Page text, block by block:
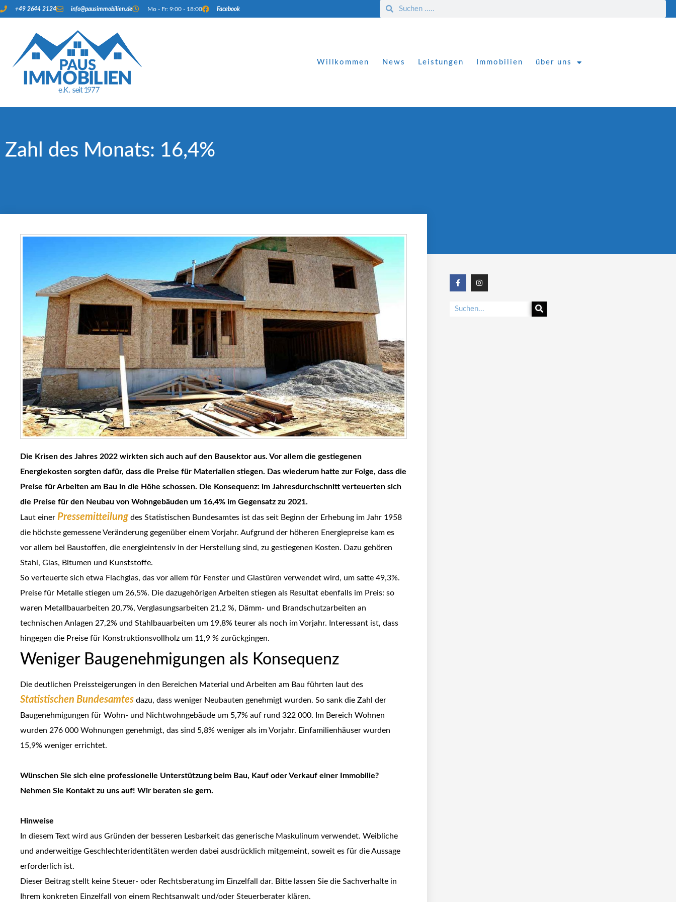
+49 2644 2124 info@pausimmobilien.de Mo - Fr: 9:00 - 18:00 Facebook
Willkommen News Leistungen Immobilien über uns
Zahl des Monats: 16,4%
Die Krisen des Jahres 2022 wirkten sich auch auf den Bausektor aus. Vor allem die gestiegenen
Energiekosten sorgten dafür, dass die Preise für Materialien stiegen. Das wiederum hatte zur Folge, dass die
Preise für Arbeiten am Bau in die Höhe schossen. Die Konsequenz: im Jahresdurchschnitt verteuerten sich
die Preise für den Neubau von Wohngebäuden um 16,4% im Gegensatz zu 2021.
Laut einer Pressemitteilungdes Statistischen Bundesamtes ist das seit Beginn der Erhebung im Jahr 1958
die höchste gemessene Veränderung gegenüber einem Vorjahr. Aufgrund der höheren Energiepreise kam es
vor allem bei Baustoffen, die energieintensiv in der Herstellung sind, zu gestiegenen Kosten. Dazu gehören
Stahl, Glas, Bitumen und Kunststoffe.
So verteuerte sich etwa Flachglas, das vor allem für Fenster und Glastüren verwendet wird, um satte 49,3%.
Preise für Metalle stiegen um 26,5%. Die dazugehörigen Arbeiten stiegen als Resultat ebenfalls im Preis: so
waren Metallbauarbeiten 20,7%, Verglasungsarbeiten 21,2 %, Dämm- und Brandschutzarbeiten an
technischen Anlagen 27,2% und Stahlbauarbeiten um 19,8% teurer als noch im Vorjahr. Interessant ist, dass
hingegen die Preise für Konstruktionsvollholz um 11,9 % zurückgingen.
Weniger Baugenehmigungen als Konsequenz
Die deutlichen Preissteigerungen in den Bereichen Material und Arbeiten am Bau führten laut des
Statistischen Bundesamtes dazu, dass weniger Neubauten genehmigt wurden. So sank die Zahl der
Baugenehmigungen für Wohn- und Nichtwohngebäude um 5,7% auf rund 322 000. Im Bereich Wohnen
wurden 276 000 Wohnungen genehmigt, das sind 5,8% weniger als im Vorjahr. Einfamilienhäuser wurden
15,9% weniger errichtet.
Wünschen Sie sich eine professionelle Unterstützung beim Bau, Kauf oder Verkauf einer Immobilie?
Nehmen Sie Kontakt zu uns auf! Wir beraten sie gern.
Hinweise
In diesem Text wird aus Gründen der besseren Lesbarkeit das generische Maskulinum verwendet. Weibliche
und anderweitige Geschlechteridentitäten werden dabei ausdrücklich mitgemeint, soweit es für die Aussage
erforderlich ist.
Dieser Beitrag stellt keine Steuer- oder Rechtsberatung im Einzelfall dar. Bitte lassen Sie die Sachverhalte in
Ihrem konkreten Einzelfall von einem Rechtsanwalt und/oder Steuerberater klären.